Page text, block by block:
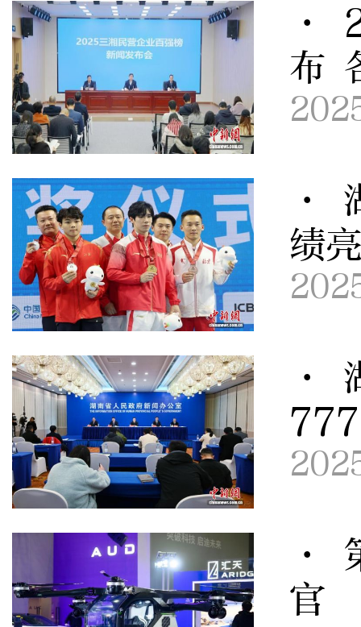
·
布
·
绩
·
·
官